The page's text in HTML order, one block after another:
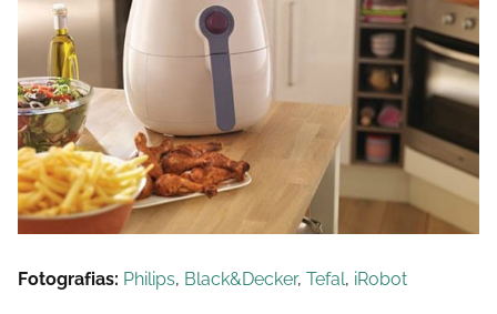
Fotografias: Philips, Black&Decker, Tefal, iRobot